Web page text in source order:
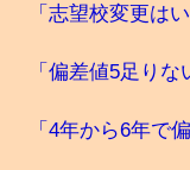
「志望校変更は
「偏差値5足り
「4年から6年で